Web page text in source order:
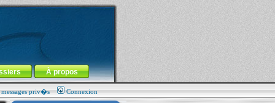
À propos
priv�s Connexion